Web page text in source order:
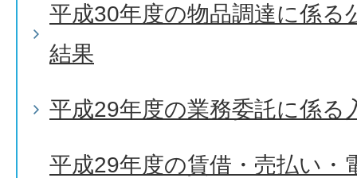
平成30年度の物品調達に係る
結果
平成29年度の業務委託に係る
平成29年度の賃借・売払い・